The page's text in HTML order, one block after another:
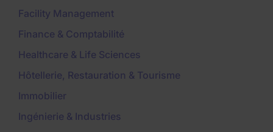
Facility Management
Finance & Comptabilité
Healthcare & Life Sciences
Hôtellerie, Restauration & Tourisme
Immobilier
Ingénierie & Industries